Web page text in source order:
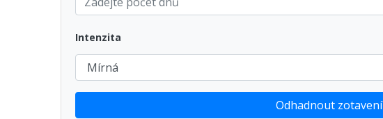
Intenzita
Odhadnout zotavení